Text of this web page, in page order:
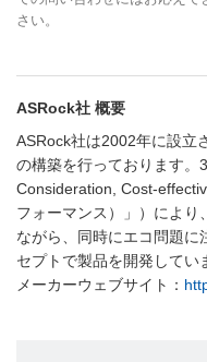
さい。
ASRock社 概要
ASRock社は2002年に設立
の構築を行っております。
Consideration, Cost-
フォーマンス）」）により
ながら、同時にエコ問題に
セプトで製品を開発してい
メーカーウェブサイト：